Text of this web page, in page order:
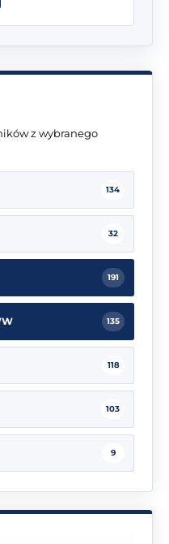
z wybranego
134
32
191
135
118
103
9